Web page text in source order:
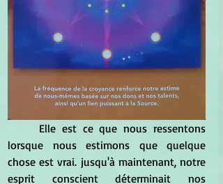
lorsque nous estimons que quelque
chose est vrai. jusqu'à maintenant, notre
esprit conscient déterminait nos